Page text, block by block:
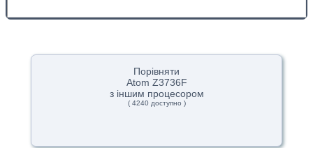
Порівняти
Atom Z3736F
з іншим процесором
( 4240 доступно )